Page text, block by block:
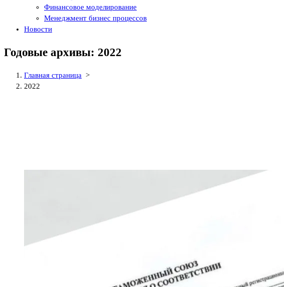
Финансовое моделирование
Менеджмент бизнес процессов
Новости
Годовые архивы: 2022
Главная страница >
2022